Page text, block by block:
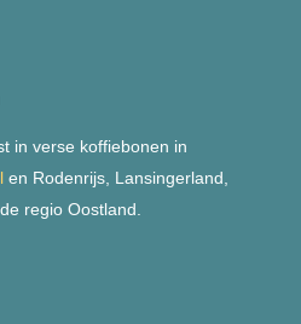
in verse koffiebonen in
en Rodenrijs, Lansingerland,
regio Oostland.